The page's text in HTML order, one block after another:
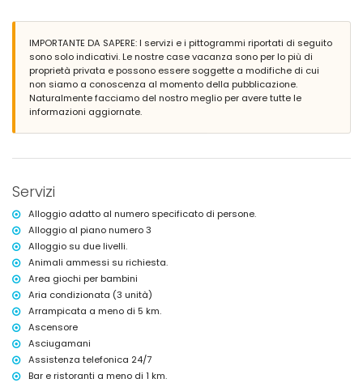
Terreno recintato
Piscina comune a forma di laguna di 15m x 8m e 2m di profondità
Piscina per bambini
Incantevole giardino privato con prato, alberi e mobili da giardino con
lettini
Giardino comune con prato e alberi
Parco giochi
Doccia esterna
Spazio garage comune
Ulteriori informazioni
Città più vicina: Jávea (entro 2 chilometri dall'appartamento)
Riva più vicina: Mediterráneo, Jávea (entro 2 chilometri
dall'appartamento)
Spiaggia più vicina: La Grava, Jávea (entro 2 chilometri
dall'appartamento)
Porto più vicino: Aduanas del Mar (entro 2 chilometri
dall'appartamento)
Parco più vicino: Montgó, Jávea (entro 2 chilometri dall'appartamento)
Aeroporto più vicino: Alicante (entro 100 chilometri dall'appartamento)
Secondo aeroporto più vicino: Valencia (> 100 chilometri)
Trasporto pubblico nelle vicinanze: autobus entro 1000 metri
IMPORTANTE DA SAPERE: I servizi e i pittogrammi riportati di seguito
sono solo indicativi. Le nostre case vacanza sono per lo più di
proprietà privata e possono essere soggette a modifiche di cui
non siamo a conoscenza al momento della pubblicazione.
Naturalmente facciamo del nostro meglio per avere tutte le
informazioni aggiornate.
Servizi
Alloggio adatto al numero specificato di persone.
Alloggio al piano numero 3
Alloggio su due livelli.
Animali ammessi su richiesta.
Area giochi per bambini
Aria condizionata (3 unità)
Arrampicata a meno di 5 km.
Ascensore
Asciugamani
Assistenza telefonica 24/7
Bar e ristoranti a meno di 1 km.